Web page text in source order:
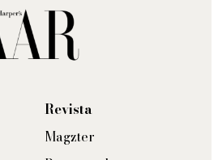
Revista
Magzter